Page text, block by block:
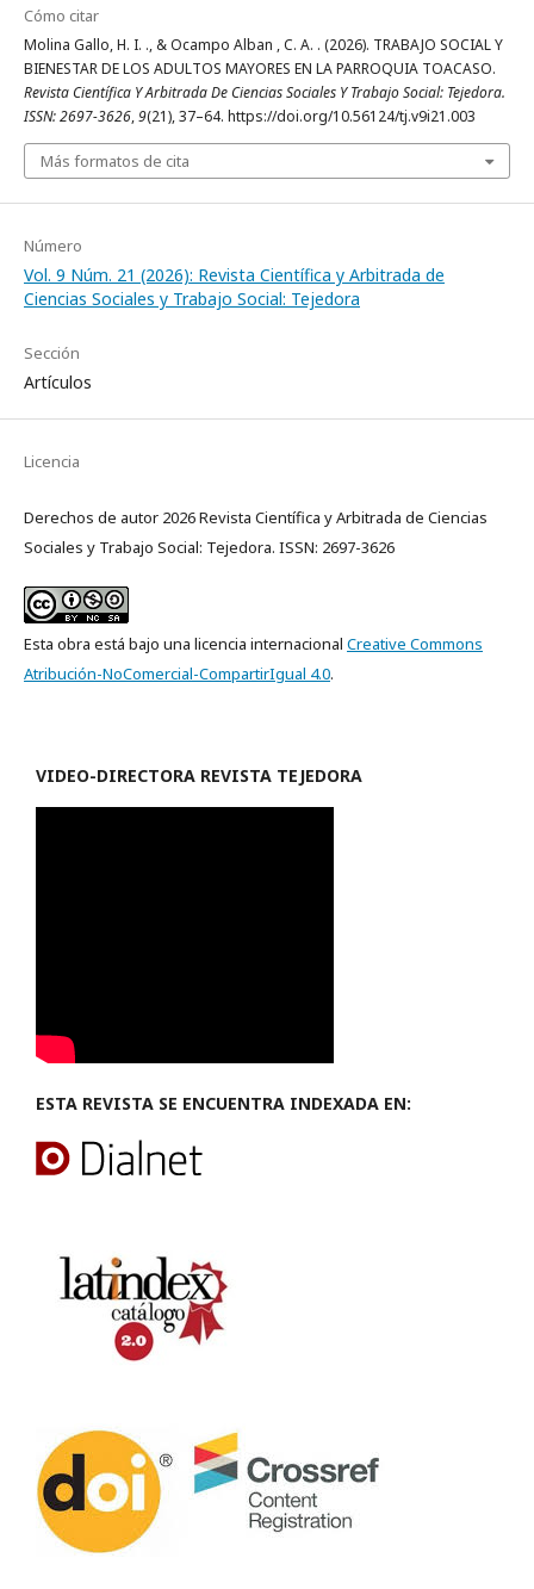
Cómo citar
Molina Gallo, H. I. ., & Ocampo Alban , C. A. . (2026). TRABAJO SOCIAL Y
BIENESTAR DE LOS ADULTOS MAYORES EN LA PARROQUIA TOACASO.
Revista Científica Y Arbitrada De Ciencias Sociales Y Trabajo Social: Tejedora.
ISSN: 2697-3626,9(21), 37–64. https://doi.org/10.56124/tj.v9i21.003
Más formatos de cita
Número
Vol. 9 Núm. 21 (2026): Revista Científica y Arbitrada de
Ciencias Sociales y Trabajo Social: Tejedora
Sección
Artículos
Licencia
Derechos de autor 2026 Revista Científica y Arbitrada de Ciencias
Sociales y Trabajo Social: Tejedora. ISSN: 2697-3626
Esta obra está bajo una licencia internacional Creative Commons
Atribución-NoComercial-CompartirIgual 4.0.
VIDEO-DIRECTORA REVISTA TEJEDORA
ESTA REVISTA SE ENCUENTRA INDEXADA EN: